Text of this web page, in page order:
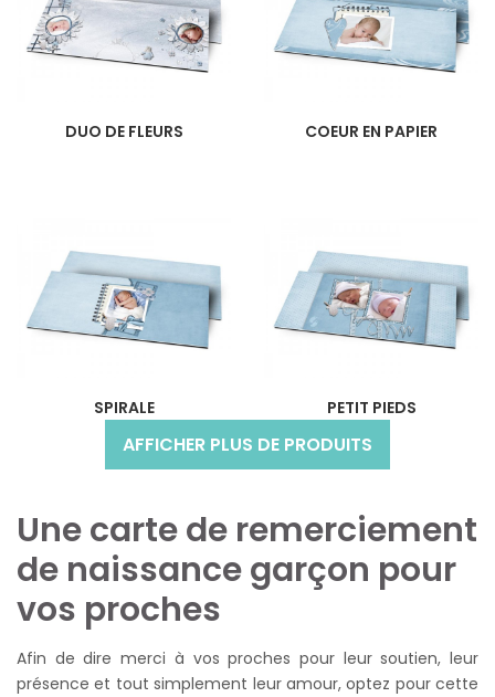
DUO DE FLEURS COEUR EN PAPIER
SPIRALE PETIT PIEDS
AFFICHER PLUS DE PRODUITS
Une carte de remerciement
de naissance garçon pour
vos proches
Afin de dire merci à vos proches pour leur soutien, leur
présence et tout simplement leur amour, optez pour cette